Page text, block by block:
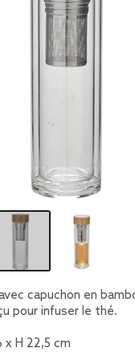
capuchon en
pour infuser le thé.
x H 22,5 cm